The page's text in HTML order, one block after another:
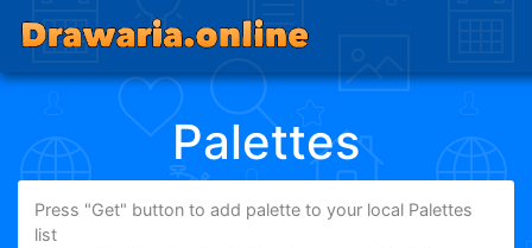
Palettes
Press "Get" button to add palette to your local Palettes
list